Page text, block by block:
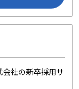
社の新卒採用サ